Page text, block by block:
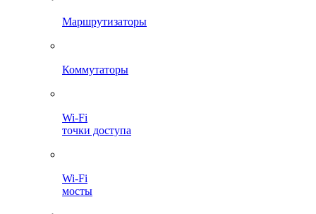
Маршрутизаторы
Коммутаторы
Wi-Fi
точки доступа
Wi-Fi
мосты